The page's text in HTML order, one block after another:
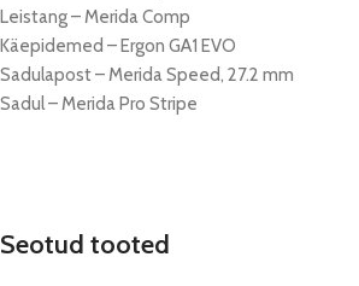
Leistang – Merida Comp
Käepidemed – Ergon GA1 EVO
Sadulapost – Merida Speed, 27.2 mm
Sadul – Merida Pro Stripe
Seotud tooted